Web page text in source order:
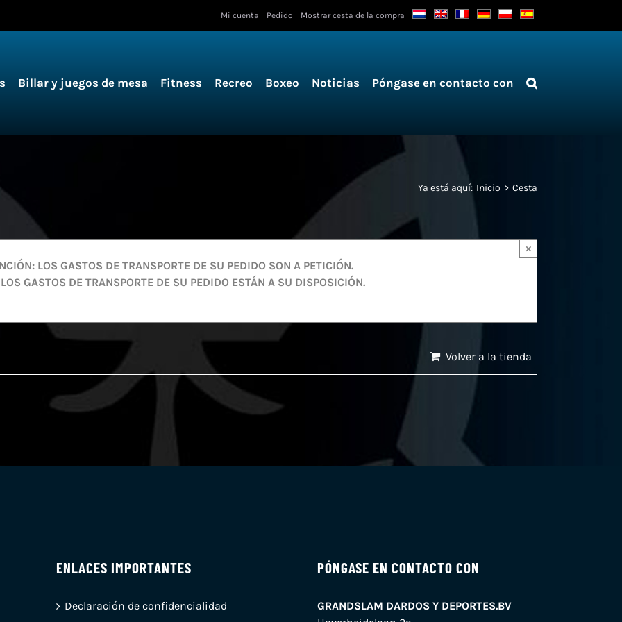
Mi cuenta Pedido Mostrar cesta de la compra
Billar y juegos de mesa Fitness Recreo Boxeo Noticias Póngase en contacto con
Ya está aquí: Inicio Cesta
LOS GASTOS DE TRANSPORTE DE SU PEDIDO SON A PETICIÓN.
GASTOS DE TRANSPORTE DE SU PEDIDO ESTÁN A SU DISPOSICIÓN.
×
Volver a la tienda
ENLACES IMPORTANTES
Declaración de confidencialidad
PÓNGASE EN CONTACTO CON
GRANDSLAM DARDOS Y DEPORTES.BV